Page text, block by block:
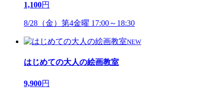
1,100円
8/28（金）第4金曜 17:00～18:30
NEW
はじめての大人の絵画教室
9,900円